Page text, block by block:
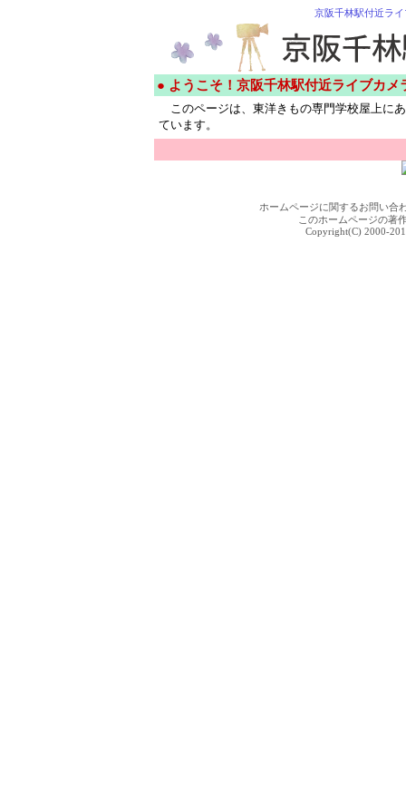
京阪千林駅付近ラ
● ようこそ！京阪千林駅付近ライブカメ
このページは、東洋きもの専門学校屋上に
ています。
ホームページに関するお問い合
このホームページの著
Copyright(C) 2000-